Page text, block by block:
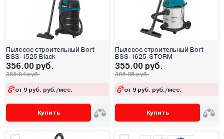
Пылесос строительный Bort
BSS-1525 Black
356.00 руб.
388.04 руб.
от 9 руб. руб./мес.
Купить
Пылесос строительный Bort
BSS-1625-STORM
355.00 руб.
386.95 руб.
от 9 руб. руб./мес.
Купить